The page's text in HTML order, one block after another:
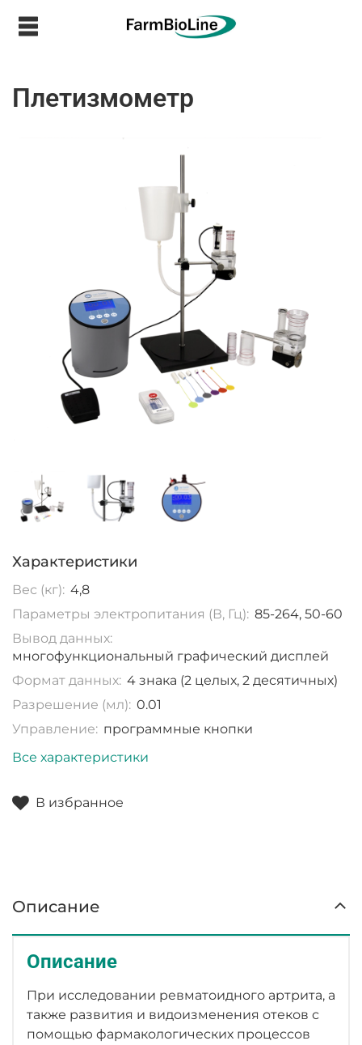
Плетизмометр
В избранное
Характеристики
Вес (кг): 4,8
Параметры электропитания (В, Гц): 85-264, 50-60
Вывод данных:
многофункциональный графический дисплей
Формат данных: 4 знака (2 целых, 2 десятичных)
Разрешение (мл): 0.01
Управление: программные кнопки
Все характеристики
Описание
Описание
При исследовании ревматоидного артрита, а
также развития и видоизменения отеков с
помощью фармакологических процессов